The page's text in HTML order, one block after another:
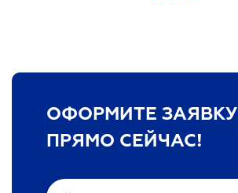
ОФОРМИТЕ ЗАЯВКУ
ПРЯМО СЕЙЧАС!